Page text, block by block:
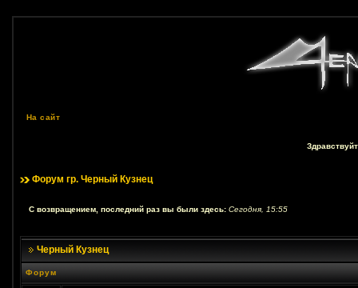
На сайт
Форум гр. Черный Кузнец
С возвращением, последний раз вы были здесь: Сегодня, 15:55
Черный Кузнец
Форум